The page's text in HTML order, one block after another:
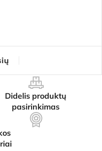
Didelis produktų
pasirinkimas